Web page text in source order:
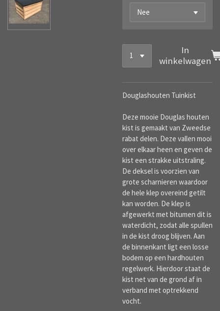
In
winkelwagen
Douglashouten Tuinkist
Deze mooie Douglas houten
kist is gemaakt van Zweedse
rabat delen. Deze vallen mooi
over elkaar heen en geven de
kist een strakke uitstraling.
De deksel is voorzien van
grote scharnieren waardoor
de hele klep overeind getilt
kan worden. De klep is
afgewerkt met bitumen dit is
waterdicht, zodat alle spullen
in de kist droog blijven. Aan
de binnenkant ligt een losse
bodem op een hardhouten
regelwerk. Hierdoor staat de
kist net van de grond af in
verband met optrekkend
vocht.